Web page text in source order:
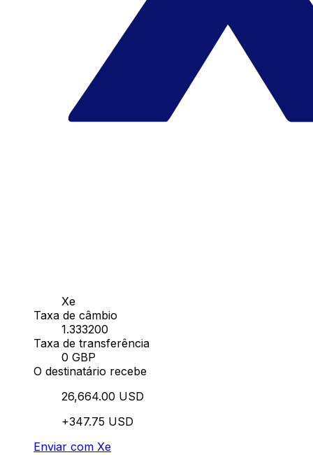
Xe
Taxa de câmbio
1.333200
Taxa de transferência
0 GBP
O destinatário recebe
26,664.00 USD
+347.75 USD
Enviar com Xe